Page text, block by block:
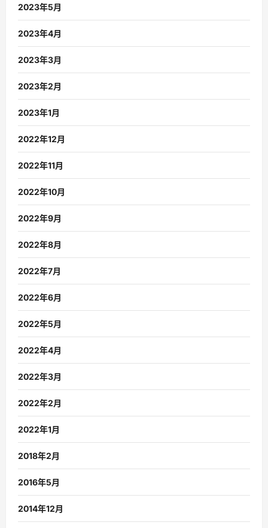
2023年5月
2023年4月
2023年3月
2023年2月
2023年1月
2022年12月
2022年11月
2022年10月
2022年9月
2022年8月
2022年7月
2022年6月
2022年5月
2022年4月
2022年3月
2022年2月
2022年1月
2018年2月
2016年5月
2014年12月